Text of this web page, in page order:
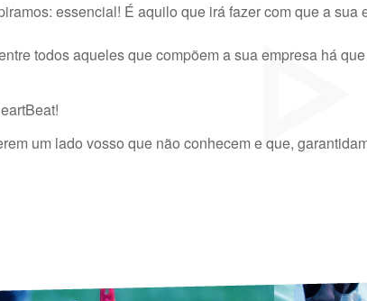
essencial! É aquilo que irá fazer com que a
todos aqueles que compõem a sua empresa há
um lado vosso que não conhecem e que,